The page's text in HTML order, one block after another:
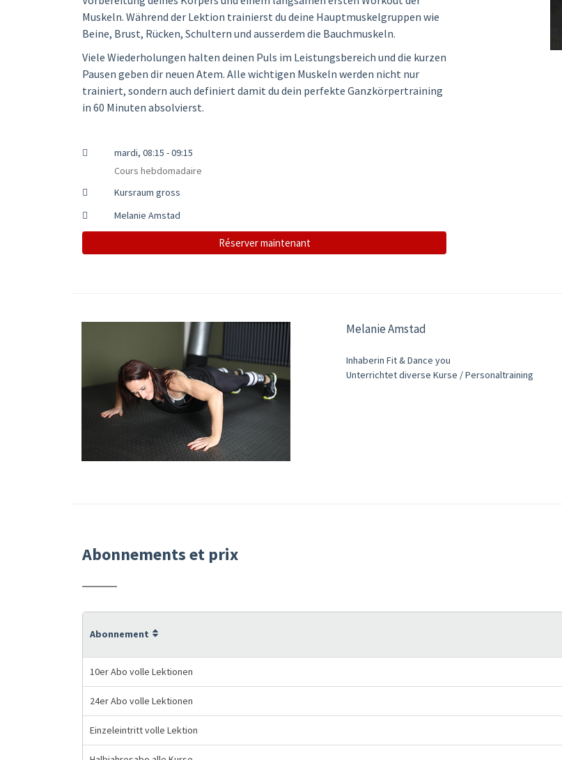
Muskeln. Während der Lektion trainierst du deine Hauptmuskelgruppen wie
Beine, Brust, Rücken, Schultern und ausserdem die Bauchmuskeln.
Viele Wiederholungen halten deinen Puls im Leistungsbereich und die kurzen
Pausen geben dir neuen Atem. Alle wichtigen Muskeln werden nicht nur
trainiert, sondern auch definiert damit du dein perfekte Ganzkörpertraining
in 60 Minuten absolvierst.
mardi, 08:15 - 09:15
Cours hebdomadaire
Kursraum gross
Melanie Amstad
Réserver maintenant
Melanie Amstad
Inhaberin Fit & Dance you
Unterrichtet diverse Kurse / Personaltraining
Abonnements et prix
Abonnement
10er Abo volle Lektionen
24er Abo volle Lektionen
Einzeleintritt volle Lektion